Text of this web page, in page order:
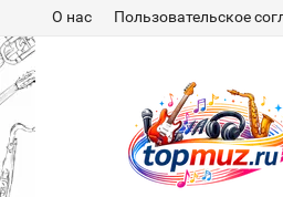
О нас Пользовательское